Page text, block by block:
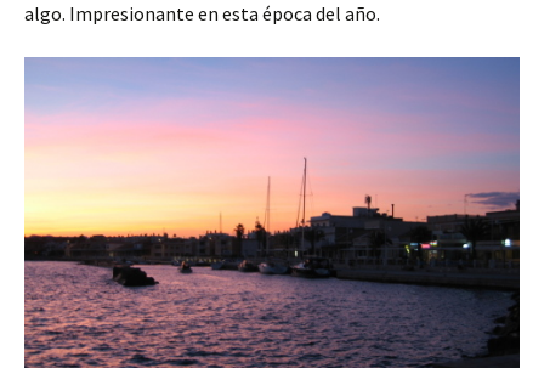
algo. Impresionante en esta época del año.